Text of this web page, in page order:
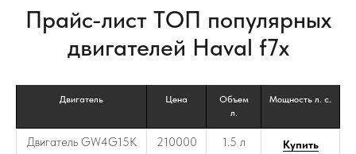
Прайс-лист ТОП популярных
двигателей Haval f7x
Двигатель Цена
Объем
л.
Мощность л. с.
Двигатель GW4G15K 210000 1.5 л Купить